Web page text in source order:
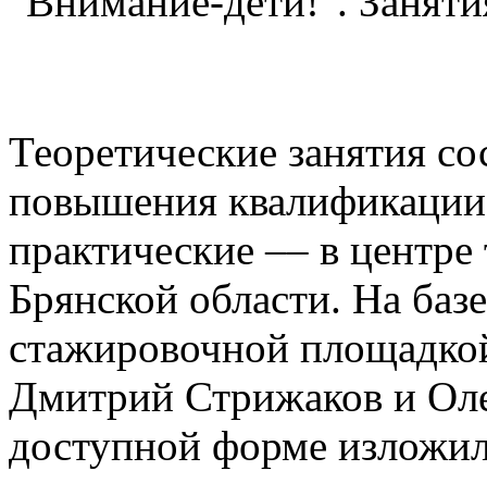
Теоретические занятия
повышения квалификации
практические –– в центре
Брянской области. На
стажировочной
Дмитрий Стрижаков и
доступной форме